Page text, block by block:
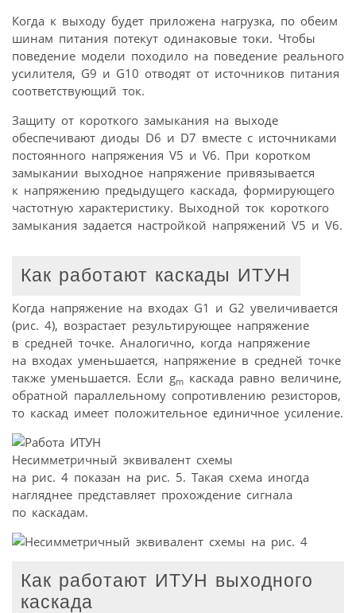
Когда к выходу будет приложена нагрузка, по обеим
шинам питания потекут одинаковые токи. Чтобы
поведение модели походило на поведение реального
усилителя, G9 и G10 отводят от источников питания
соответствующий ток.
Защиту от короткого замыкания на выходе
обеспечивают диоды D6 и D7 вместе с источниками
постоянного напряжения V5 и V6. При коротком
замыкании выходное напряжение привязывается
к напряжению предыдущего каскада, формирующего
частотную характеристику. Выходной ток короткого
замыкания задается настройкой напряжений V5 и V6.
Как работают каскады ИТУН
Когда напряжение на входах G1 и G2 увеличивается
(рис. 4), возрастает результирующее напряжение
в средней точке. Аналогично, когда напряжение
на входах уменьшается, напряжение в средней точке
также уменьшается. Если gm каскада равно величине,
обратной параллельному сопротивлению резисторов,
то каскад имеет положительное единичное усиление.
Несимметричный эквивалент схемы
на рис. 4 показан на рис. 5. Такая схема иногда
нагляднее представляет прохождение сигнала
по каскадам.
Как работают ИТУН выходного
каскада